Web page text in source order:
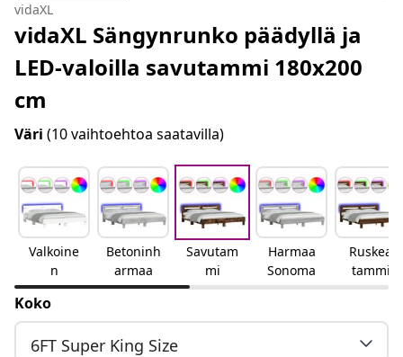
vidaXL
vidaXL Sängynrunko päädyllä ja
LED-valoilla savutammi 180x200
cm
Väri (10 vaihtoehtoa saatavilla)
Valkoine
n
Betoninh
armaa
Savutam
mi
Harmaa
Sonoma
Ruskea
tammi
Koko
6FT Super King Size